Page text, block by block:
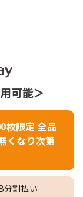
枚限定 全品
くなり次第
分割払い